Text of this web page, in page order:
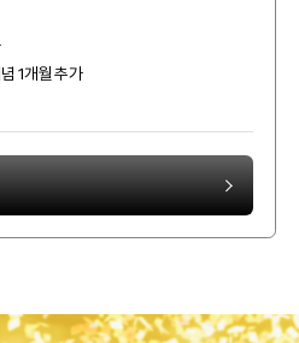
1개월 추가